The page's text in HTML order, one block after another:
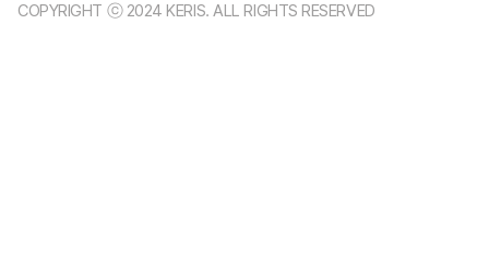
COPYRIGHT ⓒ 2024 KERIS. ALL RIGHTS RESERVED